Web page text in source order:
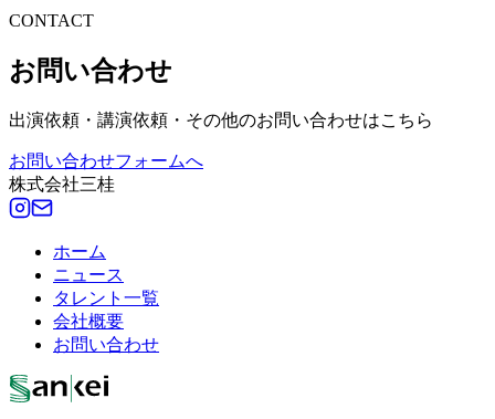
CONTACT
お問い合わせ
出演依頼・講演依頼・その他のお問い合わせはこちら
お問い合わせフォームへ
株式会社三桂
ホーム
ニュース
タレント一覧
会社概要
お問い合わせ